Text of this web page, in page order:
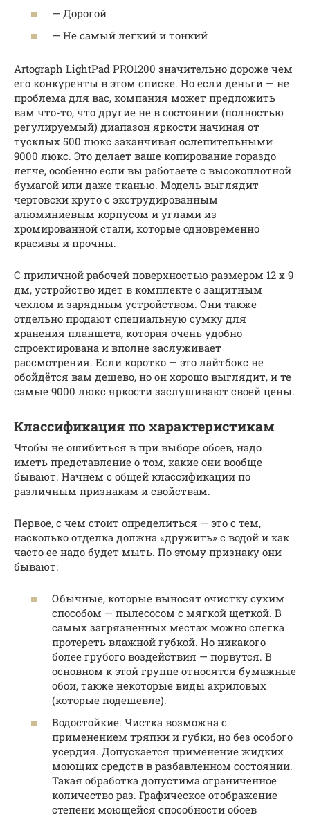
— Дорогой
— Не самый легкий и тонкий
Artograph LightPad PRO1200 значительно дороже чем
его конкуренты в этом списке. Но если деньги — не
проблема для вас, компания может предложить
вам что-то, что другие не в состоянии (полностью
регулируемый) диапазон яркости начиная от
тусклых 500 люкс заканчивая ослепительными
9000 люкс. Это делает ваше копирование гораздо
легче, особенно если вы работаете с высокоплотной
бумагой или даже тканью. Модель выглядит
чертовски круто с экструдированным
алюминиевым корпусом и углами из
хромированной стали, которые одновременно
красивы и прочны.
С приличной рабочей поверхностью размером 12 х 9
дм, устройство идет в комплекте с защитным
чехлом и зарядным устройством. Они также
отдельно продают специальную сумку для
хранения планшета, которая очень удобно
спроектирована и вполне заслуживает
рассмотрения. Если коротко — это лайтбокс не
обойдётся вам дешево, но он хорошо выглядит, и те
самые 9000 люкс яркости заслушивают своей цены.
Классификация по характеристикам
Чтобы не ошибиться в при выборе обоев, надо
иметь представление о том, какие они вообще
бывают. Начнем с общей классификации по
различным признакам и свойствам.
Первое, с чем стоит определиться — это с тем,
насколько отделка должна «дружить» с водой и как
часто ее надо будет мыть. По этому признаку они
бывают:
Обычные, которые выносят очистку сухим
способом — пылесосом с мягкой щеткой. В
самых загрязненных местах можно слегка
протереть влажной губкой. Но никакого
более грубого воздействия — порвутся. В
основном к этой группе относятся бумажные
обои, также некоторые виды акриловых
(которые подешевле).
Водостойкие. Чистка возможна с
применением тряпки и губки, но без особого
усердия. Допускается применение жидких
моющих средств в разбавленном состоянии.
Такая обработка допустима ограниченное
количество раз. Графическое отображение
степени моющейся способности обоев